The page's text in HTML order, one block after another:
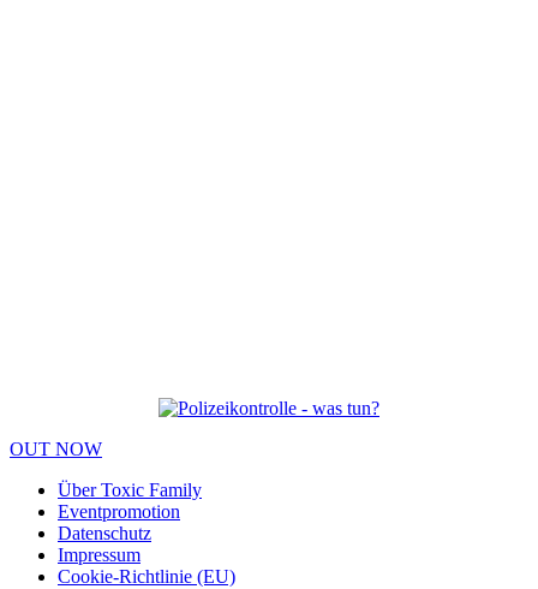
OUT NOW
Über Toxic Family
Eventpromotion
Datenschutz
Impressum
Cookie-Richtlinie (EU)